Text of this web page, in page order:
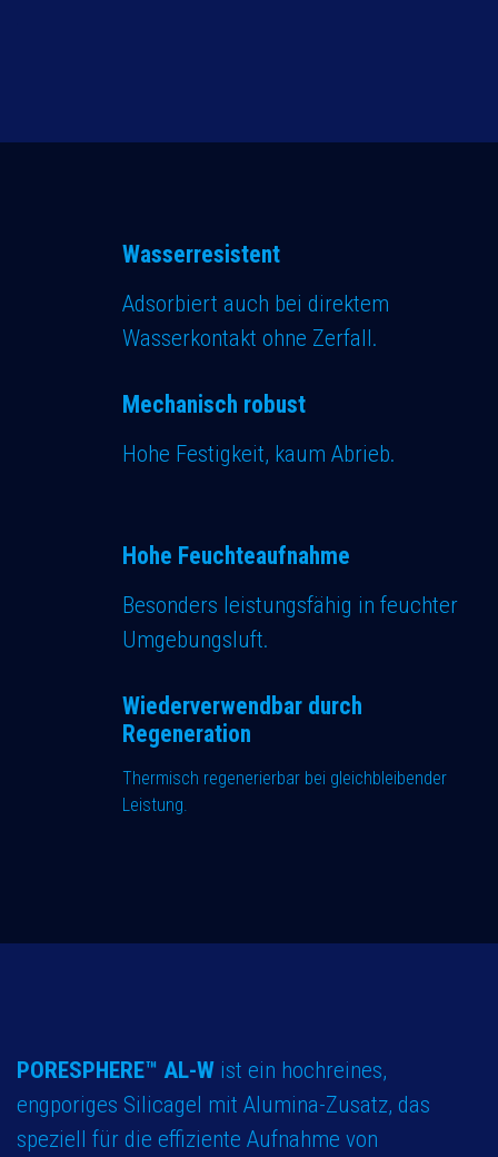
Wasserresistent
Adsorbiert auch bei direktem
Wasserkontakt ohne Zerfall.
Mechanisch robust
Hohe Festigkeit, kaum Abrieb.​
Hohe Feuchteaufnahme
Besonders leistungsfähig in feuchter
Umgebungsluft.
Wiederverwendbar durch
Regeneration
Thermisch regenerierbar bei gleichbleibender
Leistung.
PORESPHERE™ AL-W ist ein hochreines,
engporiges Silicagel mit Alumina-Zusatz, das
speziell für die effiziente Aufnahme von